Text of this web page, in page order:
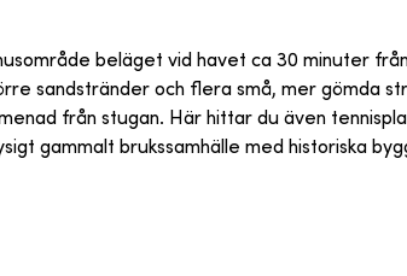
beläget vid havet ca 30 minuter
sandstränder och flera små, mer gömda
från stugan. Här hittar du även
gammalt brukssamhälle med historiska